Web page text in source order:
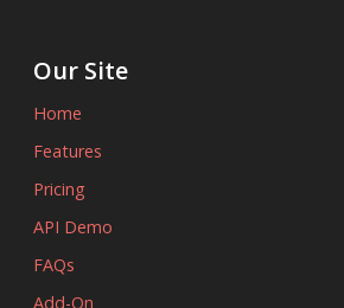
Our Site
Home
Features
Pricing
API Demo
FAQs
Add-On